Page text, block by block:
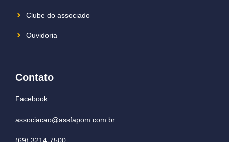
Clube do associado
Ouvidoria
Contato
Facebook
associacao@assfapom.com.br
(69) 3214-7500